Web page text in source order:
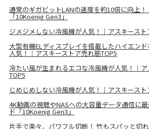
通常のギガビットLANの速度を約10倍に向上
「10Koenig Gen3」
ジメジメしない冷風機が人気！｜アスキースト
大型有機ELディスプレイを搭載したハイエン
人気！｜アスキーストア売れ筋TOP5
冷たい風が生まれるエコな冷風機が人気！｜
TOP5
じめじめしない冷風機が人気！｜アスキースト
4K動画の視聴やNASへの大容量データ通信に
ド「10Koenig Gen3」
片手で楽々、パワフル切断！ 竹もスパッと切